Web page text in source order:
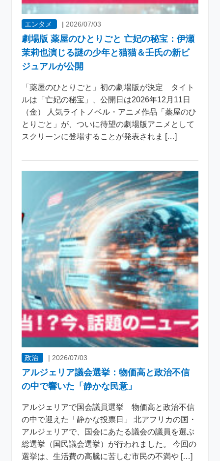
エンタメ | 2026/07/03
劇場版 薬屋のひとりごと 亡妃の秘宝：伊瀬
茉莉也演じる謎の少年と猫猫＆壬氏の新ビ
ジュアルが公開
「薬屋のひとりごと」初の劇場版が決定 タイト
ルは「亡妃の秘宝」、公開日は2026年12月11日
（金） 人気ライトノベル・アニメ作品「薬屋のひ
とりごと」が、ついに待望の劇場版アニメとして
スクリーンに登場することが発表されま […]
政治 | 2026/07/03
アルジェリア議会選挙：物価高と政治不信
の中で響いた「静かな民意」
アルジェリアで国会議員選挙 物価高と政治不信
の中で迎えた「静かな投票日」 北アフリカの国・
アルジェリアで、国会にあたる議会の議員を選ぶ
総選挙（国民議会選挙）が行われました。 今回の
選挙は、生活費の高騰に苦しむ市民の不満や […]